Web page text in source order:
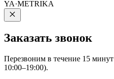
YA·METRIKA
Заказать звонок
Перезвоним в течение 15
10:00–19:00).